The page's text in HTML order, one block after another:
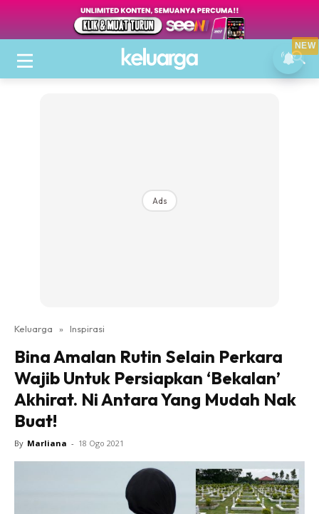
Ads
Keluarga » Inspirasi
Bina Amalan Rutin Selain Perkara
Wajib Untuk Persiapkan ‘Bekalan’
Akhirat. Ni Antara Yang Mudah Nak
Buat!
By Marliana - 18 Ogo 2021
NEW